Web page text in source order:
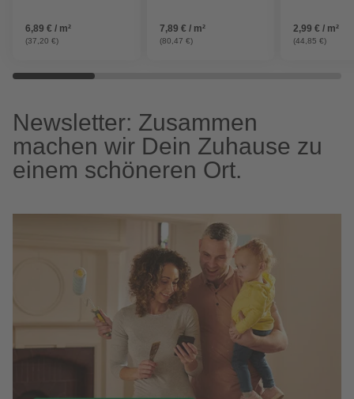
6,89 € / m²
(37,20 €)
7,89 € / m²
(80,47 €)
2,99 € / m²
(44,85 €)
Newsletter: Zusammen
machen wir Dein Zuhause zu
einem schöneren Ort.